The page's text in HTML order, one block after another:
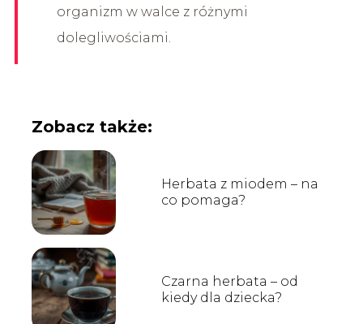
organizm w walce z różnymi
dolegliwościami.
Zobacz także:
Herbata z miodem – na
co pomaga?
Czarna herbata – od
kiedy dla dziecka?